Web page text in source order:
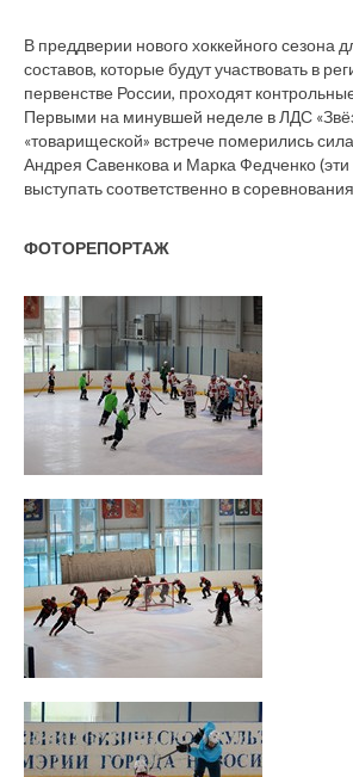
В преддверии нового хоккейного сезона
составов, которые будут участвовать в
первенстве России, проходят
Первыми на минувшей неделе в ЛДС
«товарищеской» встрече померились
Андрея Савенкова и Марка Федченко
выступать соответственно в
ФОТОРЕПОРТАЖ